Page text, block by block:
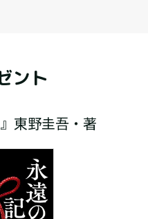
ント
東野圭吾・著